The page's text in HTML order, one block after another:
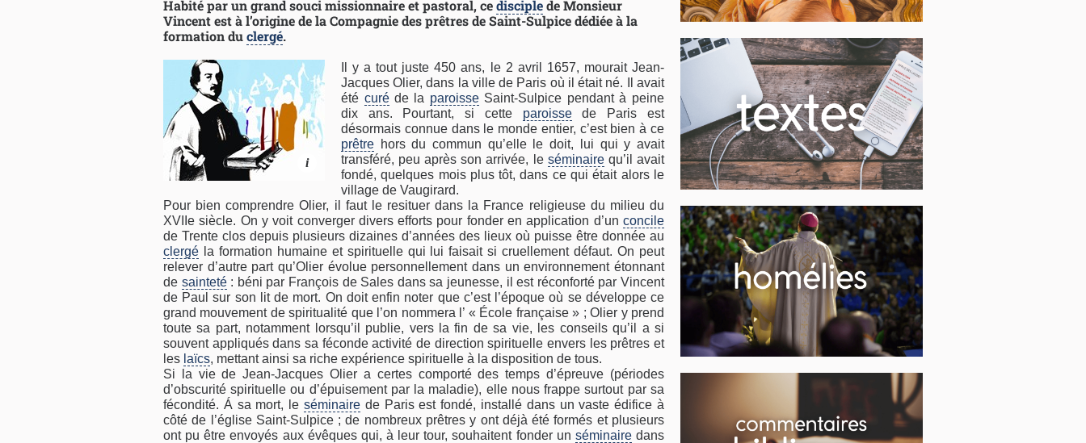
Habité par un grand souci missionnaire et pastoral, cedisciplede Monsieur
Vincent est à l’origine de la Compagnie des prêtres de Saint-Sulpice dédiée à la
formation duclergé.
i
Il y a tout juste 450 ans, le 2 avril 1657, mourait Jean-
Jacques Olier, dans la ville de Paris où il était né. Il avait
été curéde la paroisse Saint-Sulpice pendant à peine
dix ans. Pourtant, si cette paroissede Paris est
désormais connue dans le monde entier, c’est bien à ce
prêtre hors du commun qu’elle le doit, lui qui y avait
transféré, peu après son arrivée, le séminairequ’il avait
fondé, quelques mois plus tôt, dans ce qui était alors le
village de Vaugirard.
Pour bien comprendre Olier, il faut le resituer dans la France religieuse du milieu du
XVIIe siècle. On y voit converger divers efforts pour fonder en application d’un concile
de Trente clos depuis plusieurs dizaines d’années des lieux où puisse être donnée au
clergé la formation humaine et spirituelle qui lui faisait si cruellement défaut. On peut
relever d’autre part qu’Olier évolue personnellement dans un environnement étonnant
de sainteté: béni par François de Sales dans sa jeunesse, il est réconforté par Vincent
de Paul sur son lit de mort. On doit enfin noter que c’est l’époque où se développe ce
grand mouvement de spiritualité que l’on nommera l’ « École française » ; Olier y prend
toute sa part, notamment lorsqu’il publie, vers la fin de sa vie, les conseils qu’il a si
souvent appliqués dans sa féconde activité de direction spirituelle envers les prêtres et
les laïcs, mettant ainsi sa riche expérience spirituelle à la disposition de tous.
Si la vie de Jean-Jacques Olier a certes comporté des temps d’épreuve (périodes
d’obscurité spirituelle ou d’épuisement par la maladie), elle nous frappe surtout par sa
fécondité. Á sa mort, le séminaire de Paris est fondé, installé dans un vaste édifice à
côté de l’église Saint-Sulpice ; de nombreux prêtres y ont déjà été formés et plusieurs
ont pu être envoyés aux évêques qui, à leur tour, souhaitent fonder un séminairedans